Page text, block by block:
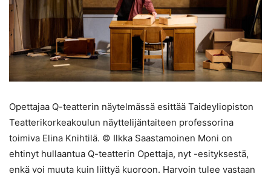
Opettajaa Q-teatterin näytelmässä esittää Taideyliopiston
Teatterikorkeakoulun näyttelijäntaiteen professorina
toimiva Elina Knihtilä. © Ilkka Saastamoinen Moni on
ehtinyt hullaantua Q-teatterin Opettaja, nyt -esityksestä,
enkä voi muuta kuin liittyä kuoroon. Harvoin tulee vastaan